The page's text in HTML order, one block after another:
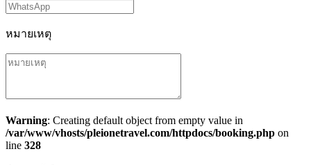
หมายเหตุ
Warning: Creating default object from empty value in
/var/www/vhosts/pleionetravel.com/httpdocs/booking.php on
line 328